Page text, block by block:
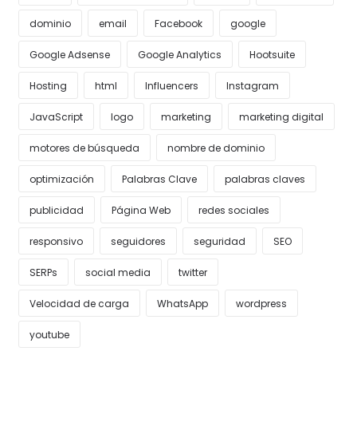
dominio email Facebook google
Google Adsense Google Analytics Hootsuite
Hosting html Influencers Instagram
JavaScript logo marketing marketing digital
motores de búsqueda nombre de dominio
optimización Palabras Clave palabras claves
publicidad Página Web redes sociales
responsivo seguidores seguridad SEO
SERPs social media twitter
Velocidad de carga WhatsApp wordpress
youtube